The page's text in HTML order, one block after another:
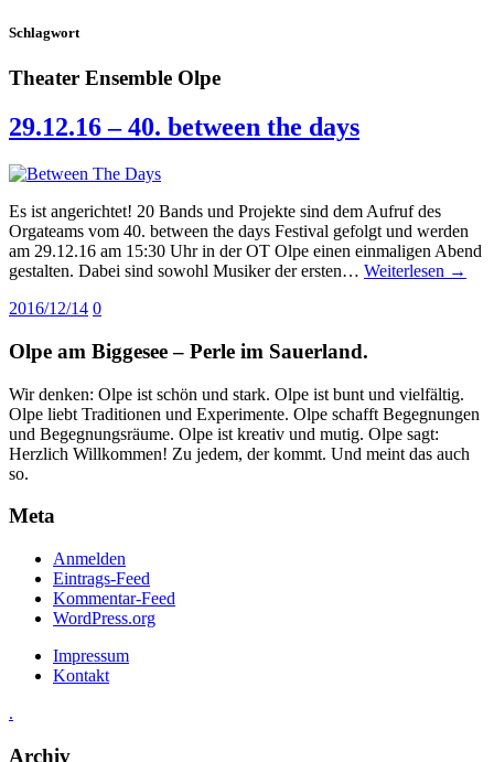
Schlagwort
Theater Ensemble Olpe
29.12.16 – 40. between the days
Es ist angerichtet! 20 Bands und Projekte sind dem Aufruf des
Orgateams vom 40. between the days Festival gefolgt und werden
am 29.12.16 am 15:30 Uhr in der OT Olpe einen einmaligen Abend
gestalten. Dabei sind sowohl Musiker der ersten… Weiterlesen →
2016/12/14 0
Olpe am Biggesee – Perle im Sauerland.
Wir denken: Olpe ist schön und stark. Olpe ist bunt und vielfältig.
Olpe liebt Traditionen und Experimente. Olpe schafft Begegnungen
und Begegnungsräume. Olpe ist kreativ und mutig. Olpe sagt:
Herzlich Willkommen! Zu jedem, der kommt. Und meint das auch
so.
Meta
Anmelden
Eintrags-Feed
Kommentar-Feed
WordPress.org
Impressum
Kontakt
.
Archiv